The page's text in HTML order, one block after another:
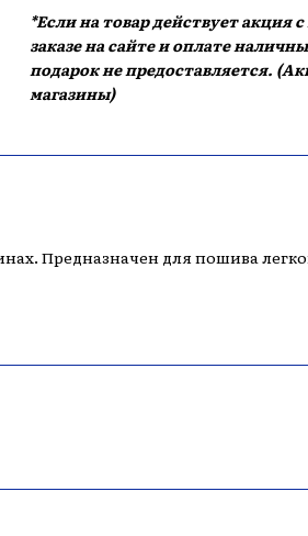
*Если на товар действует
заказе на сайте и оплате
подарок не предоставляется.
магазины)
Предназначен для пошива